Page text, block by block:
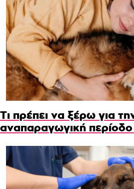
Τι πρέπει να ξέρω για
αναπαραγωγική